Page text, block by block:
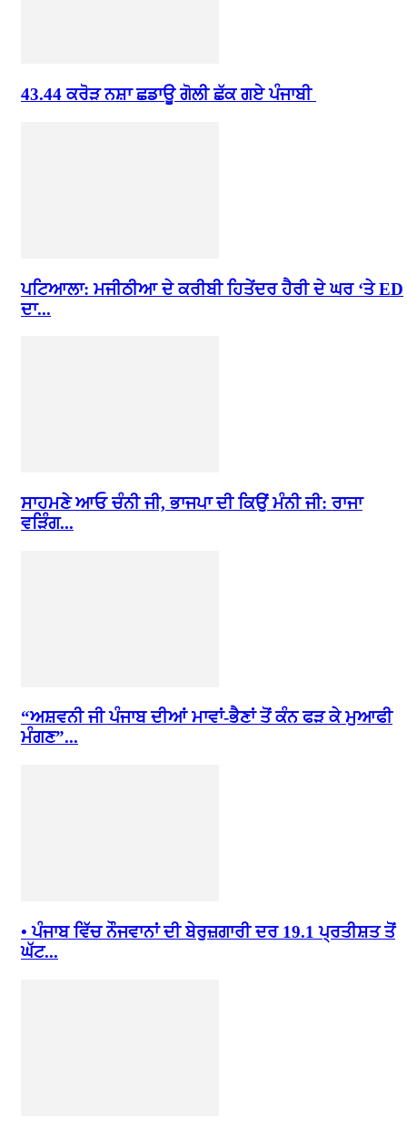
43.44 ਕਰੋੜ ਨਸ਼ਾ ਛਡਾਊ ਗੋਲੀ ਛੱਕ ਗਏ ਪੰਜਾਬੀ
ਪਟਿਆਲਾ: ਮਜੀਠੀਆ ਦੇ ਕਰੀਬੀ ਹਿਤੇਂਦਰ ਹੈਰੀ ਦੇ ਘਰ ‘ਤੇ ED
ਦਾ...
ਸਾਹਮਣੇ ਆਓ ਚੰਨੀ ਜੀ, ਭਾਜਪਾ ਦੀ ਕਿਉਂ ਮੰਨੀ ਜੀ: ਰਾਜਾ
ਵੜਿੰਗ...
“ਅਸ਼ਵਨੀ ਜੀ ਪੰਜਾਬ ਦੀਆਂ ਮਾਵਾਂ-ਭੈਣਾਂ ਤੋਂ ਕੰਨ ਫੜ ਕੇ ਮੁਆਫੀ
ਮੰਗਣ”...
• ਪੰਜਾਬ ਵਿੱਚ ਨੌਜਵਾਨਾਂ ਦੀ ਬੇਰੁਜ਼ਗਾਰੀ ਦਰ 19.1 ਪ੍ਰਤੀਸ਼ਤ ਤੋਂ
ਘੱਟ...